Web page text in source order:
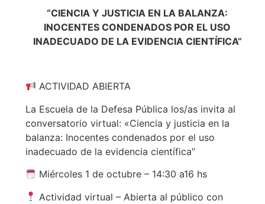
“CIENCIA Y JUSTICIA EN LA BALANZA:
INOCENTES CONDENADOS POR EL USO
INADECUADO DE LA EVIDENCIA CIENTÍFICA”
ACTIVIDAD ABIERTA
La Escuela de la Defesa Pública los/as invita al
conversatorio virtual: «Ciencia y justicia en la
balanza: Inocentes condenados por el uso
inadecuado de la evidencia científica”
Miércoles 1 de octubre – 14:30 a16 hs
Actividad virtual – Abierta al público con